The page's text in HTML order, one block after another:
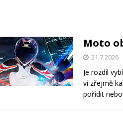
Moto
21.7.2026
Je rozdíl
ví zřejmě
pořídit